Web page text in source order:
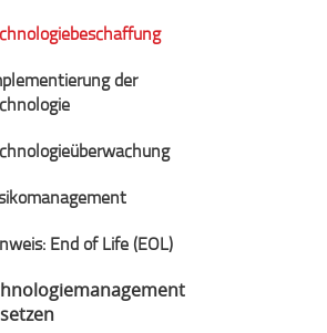
der
End of Life (EOL)